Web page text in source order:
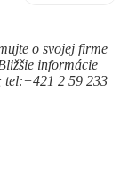
o svojej firme
informácie
tel:+421 2 59 233